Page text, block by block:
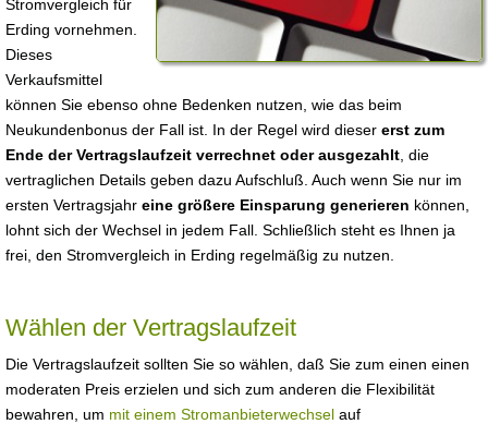
Stromvergleich für
Erding vornehmen.
Dieses
Verkaufsmittel
können Sie ebenso ohne Bedenken nutzen, wie das beim
Neukundenbonus der Fall ist. In der Regel wird dieser erst zum
Ende der Vertragslaufzeit verrechnet oder ausgezahlt , die
vertraglichen Details geben dazu Aufschluß. Auch wenn Sie nur im
ersten Vertragsjahr eine größere Einsparung generieren können,
lohnt sich der Wechsel in jedem Fall. Schließlich steht es Ihnen ja
frei, den Stromvergleich in Erding regelmäßig zu nutzen.
Wählen der Vertragslaufzeit
Die Vertragslaufzeit sollten Sie so wählen, daß Sie zum einen einen
moderaten Preis erzielen und sich zum anderen die Flexibilität
bewahren, um mit einem Stromanbieterwechsel auf